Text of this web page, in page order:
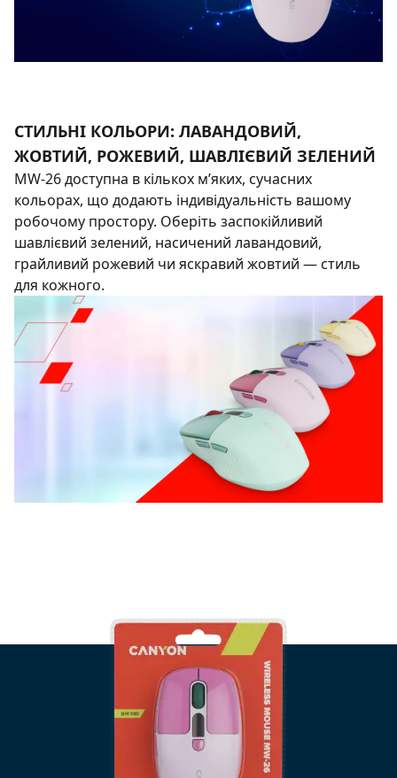
СТИЛЬНІ КОЛЬОРИ: ЛАВАНДОВИЙ,
ЖОВТИЙ, РОЖЕВИЙ, ШАВЛІЄВИЙ ЗЕЛЕНИЙ
MW-26 доступна в кількох м’яких, сучасних
кольорах, що додають індивідуальність вашому
робочому простору. Оберіть заспокійливий
шавлієвий зелений, насичений лавандовий,
грайливий рожевий чи яскравий жовтий — стиль
для кожного.